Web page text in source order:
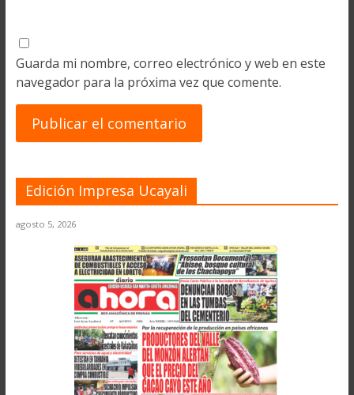
Guarda mi nombre, correo electrónico y web en este
navegador para la próxima vez que comente.
Edición Impresa Ucayali
agosto 5, 2026